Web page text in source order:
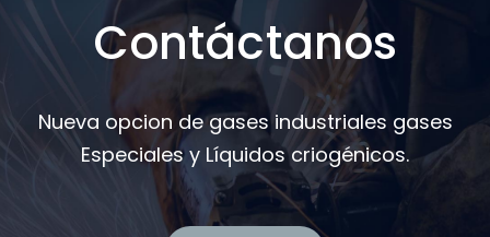
Contáctanos
Nueva opcion de gases industriales gases
Especiales y Líquidos criogénicos.